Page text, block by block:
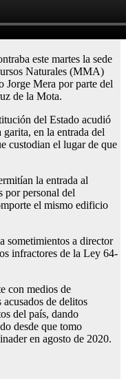
este martes la sede
Naturales (MMA)
Jorge Mera por parte del
de la Mota.
del Estado acudió
garita, en la entrada del
custodian el lugar de que
la entrada al
por personal del
el mismo edificio
sometimientos a director
infractores de la Ley 64-
con medios de
de delitos
del país, dando
desde que tomo
en agosto de 2020.